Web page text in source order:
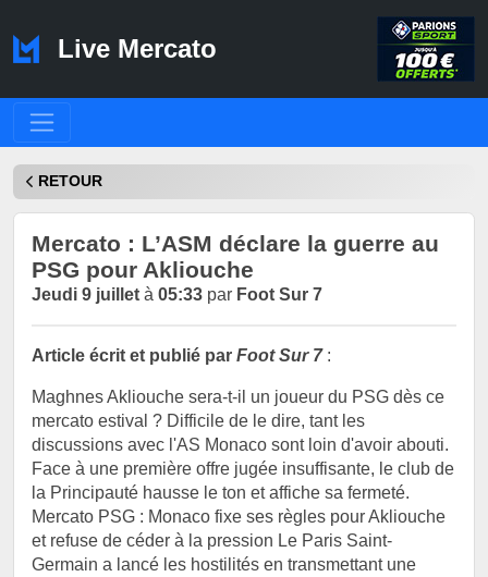
Live Mercato
RETOUR
Mercato : L’ASM déclare la guerre au
PSG pour Akliouche
Jeudi 9 juillet à 05:33 par Foot Sur 7
Article écrit et publié par Foot Sur 7:
‎Maghnes Akliouche sera-t-il un joueur du PSG dès ce
mercato estival ? Difficile de le dire, tant les
discussions avec l'AS Monaco sont loin d'avoir abouti.
Face à une première offre jugée insuffisante, le club de
la Principauté hausse le ton et affiche sa fermeté.
‎Mercato PSG : Monaco fixe ses règles pour Akliouche
et refuse de céder à la pression ‎Le Paris Saint-
Germain a lancé les hostilités en transmettant une